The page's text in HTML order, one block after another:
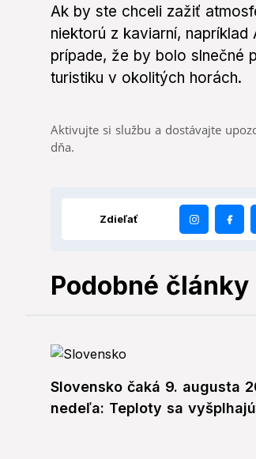
Ak by ste chceli zažiť
niektorú z kaviarní,
prípade, že by bolo slnečné
turistiku v okolitých horách.
Aktivujte si službu a dostávajte
dňa.
Zdieľať
Podobné články
Slovensko čaká 9. augusta
nedeľa: Teploty sa